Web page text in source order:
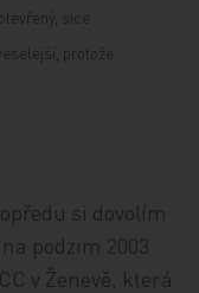
sice
protože
si dovolím
podzim 2003
v Ženevě, která